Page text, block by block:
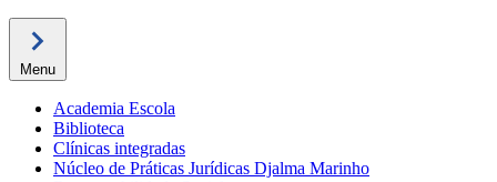
Menu
Academia Escola
Biblioteca
Clínicas integradas
Núcleo de Práticas Jurídicas Djalma Marinho